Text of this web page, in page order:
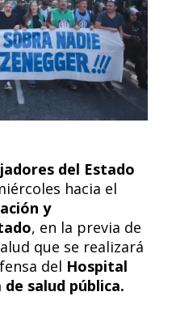
del Estado
hacia el
y
, en la previa de
que se realizará
del Hospital
salud pública.